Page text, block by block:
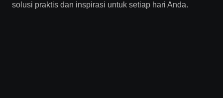
solusi praktis dan inspirasi untuk setiap hari Anda.